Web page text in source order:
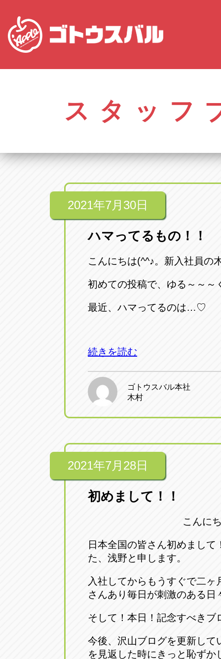
アップル
0561-84-
アップル
0586-28-
アップル
0568-85-
アップル
0566-43-
アップル
0568-76-
アップル
0561-53-
アップル
オートフ
052-400-
愛知県春日井市柏井町4-43-1
アップル春日井中央店
愛知県瀬戸市美濃池町29-1
アップル一宮22号店
愛知県一宮市朝日3-4-12
アップル春日井店
愛知県春日井市八田町2-1-16
アップル名岐バイパス春日店
アップル碧南店
愛知県碧南市立山町4-32-1
アップル小牧店
愛知県小牧市久保新町20
アップル尾張旭店
愛知県尾張旭市印場元町5-2-8
アップル岩倉店
オートフレンド
愛知県清須市春日砂賀東114
三重
スタッフ
2021年7月30日
ハマってるもの！！
こんにちは(^^♪。新入社員の
初めての投稿で、ゆる～～～
最近、ハマってるのは…♡
続きを読む
ゴトウスバル本社
木村
2021年7月28日
初めまして！！
こんに
日本全国の皆さん初めまし
た、浅野と申します。
入社してからもうすぐで二
さんあり毎日が刺激のある日
そして！本日！記念すべきブ
今後、沢山ブログを更新して
を見返した時にきっと恥ず